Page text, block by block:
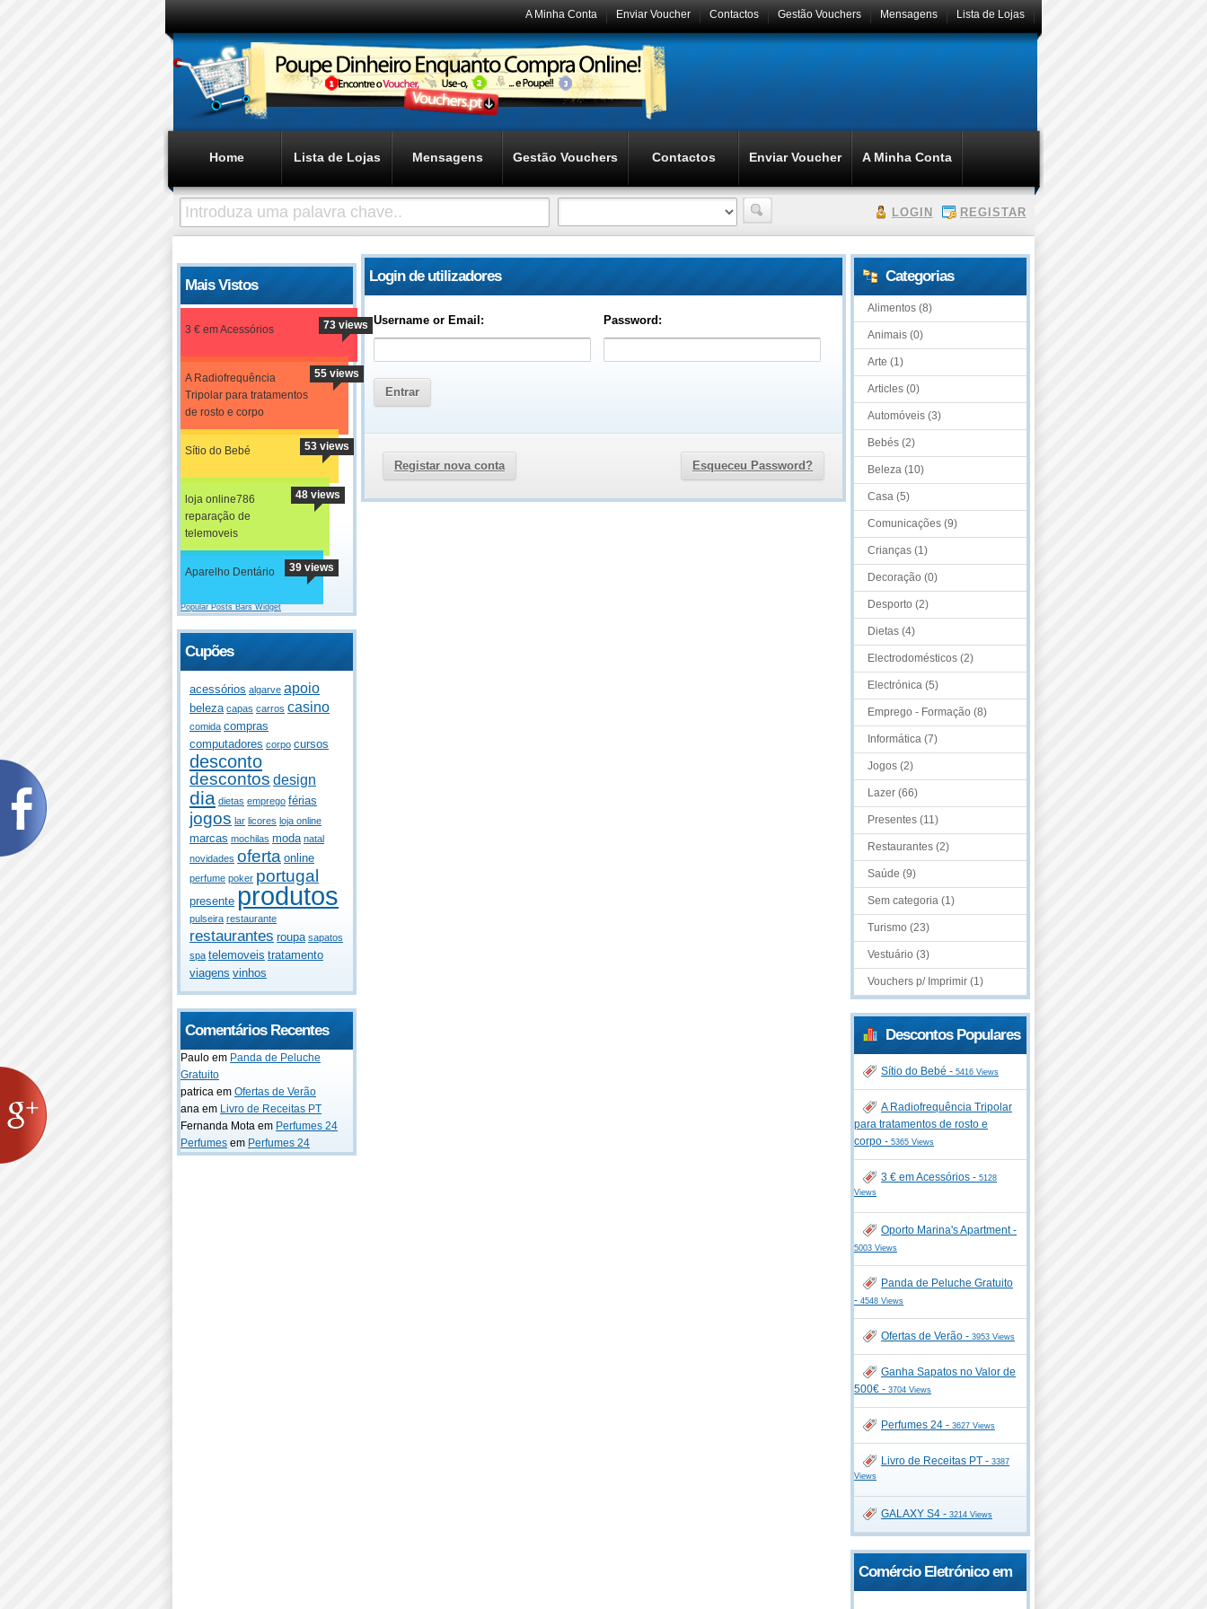
Lista de Lojas
Mensagens
Gestão Vouchers
Contactos
Enviar Voucher
A Minha Conta
Home Lista de Lojas Mensagens Gestão Vouchers Contactos Enviar Voucher A Minha Conta
LOGIN REGISTAR
Mais Vistos
3 € em Acessórios 73 views
A Radiofrequência
Tripolar para tratamentos
de rosto e corpo
55 views
Sítio do Bebé 53 views
loja online786
reparação de
telemoveis
48 views
Aparelho Dentário 39 views
Popular Posts Bars Widget
Cupões
acessórios algarve apoio
beleza capas carros casino
comida compras
computadores corpo cursos
desconto
descontos design
dia dietas emprego férias
jogos lar licores loja online
marcas mochilas moda natal
novidades oferta online
perfume poker portugal
presente produtos
pulseira restaurante
restaurantes roupa sapatos
spa telemoveis tratamento
viagens vinhos
Comentários Recentes
Paulo em Panda de Peluche
Gratuito
patrica em Ofertas de Verão
ana em Livro de Receitas PT
Fernanda Mota em Perfumes 24
Perfumes em Perfumes 24
Login de utilizadores
Username or Email: Password:
Registar nova conta Esqueceu Password?
Categorias
Alimentos (8)
Animais (0)
Arte (1)
Articles (0)
Automóveis (3)
Bebés (2)
Beleza (10)
Casa (5)
Comunicações (9)
Crianças (1)
Decoração (0)
Desporto (2)
Dietas (4)
Electrodomésticos (2)
Electrónica (5)
Emprego - Formação (8)
Informática (7)
Jogos (2)
Lazer (66)
Presentes (11)
Restaurantes (2)
Saúde (9)
Sem categoria (1)
Turismo (23)
Vestuário (3)
Vouchers p/ Imprimir (1)
Descontos Populares
Sítio do Bebé - 5416 Views
A Radiofrequência Tripolar
para tratamentos de rosto e
corpo - 5365 Views
3 € em Acessórios - 5128
Views
Oporto Marina's Apartment -
5003 Views
Panda de Peluche Gratuito
- 4548 Views
Ofertas de Verão - 3953 Views
Ganha Sapatos no Valor de
500€ - 3704 Views
Perfumes 24 - 3627 Views
Livro de Receitas PT - 3387
Views
GALAXY S4 - 3214 Views
Comércio Eletrónico em